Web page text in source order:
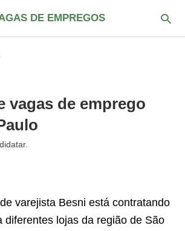
DE EMPREGOS
vagas de emprego
varejista Besni está contratando
diferentes lojas da região de São